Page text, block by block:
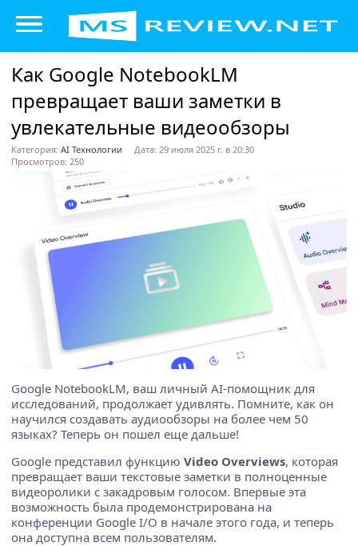
Как Google NotebookLM
превращает ваши заметки в
увлекательные видеообзоры
Категория: AI Технологии
Дата: 29 июля 2025 г. в 20:30
Просмотров: 250
Google NotebookLM, ваш личный AI-помощник для
исследований, продолжает удивлять. Помните, как он
научился создавать аудиообзоры на более чем 50
языках? Теперь он пошел еще дальше!
Google представил функцию Video Overviews, которая
превращает ваши текстовые заметки в полноценные
видеоролики с закадровым голосом. Впервые эта
возможность была продемонстрирована на
конференции Google I/O в начале этого года, и теперь
она доступна всем пользователям.